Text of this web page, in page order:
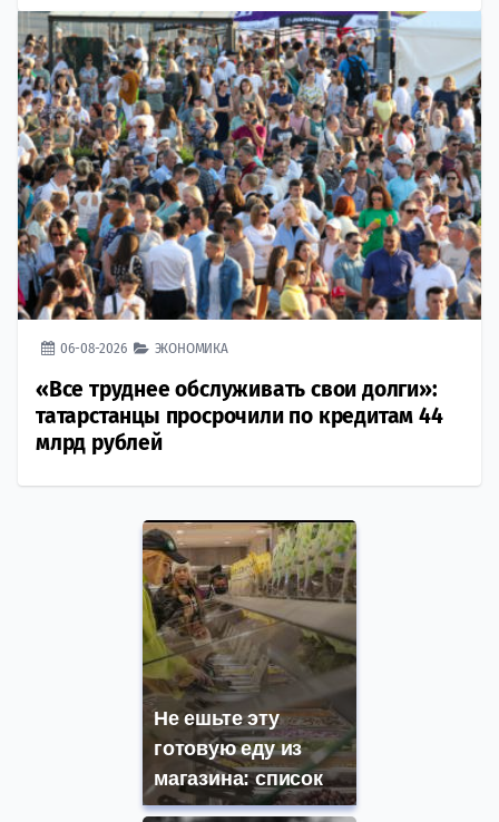
06-08-2026 ЭКОНОМИКА
«Все труднее обслуживать свои долги»:
татарстанцы просрочили по кредитам 44
млрд рублей
Не ешьте эту
готовую еду из
магазина: список